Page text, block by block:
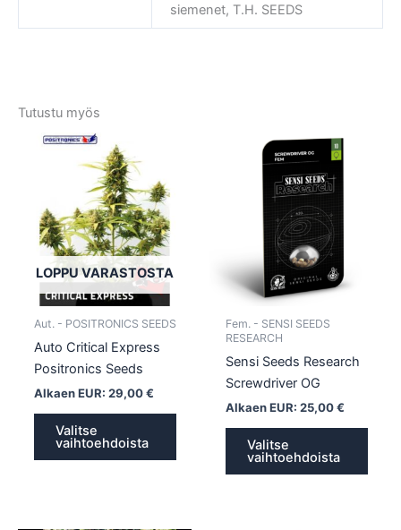
siemenet, T.H. SEEDS
Tutustu myös
LOPPU VARASTOSTA
Aut. - POSITRONICS SEEDS
Auto Critical Express
Positronics Seeds
Alkaen EUR: 29,00€
Valitse
vaihtoehdoista
Fem. - SENSI SEEDS
RESEARCH
Sensi Seeds Research
Screwdriver OG
Alkaen EUR: 25,00€
Valitse
vaihtoehdoista